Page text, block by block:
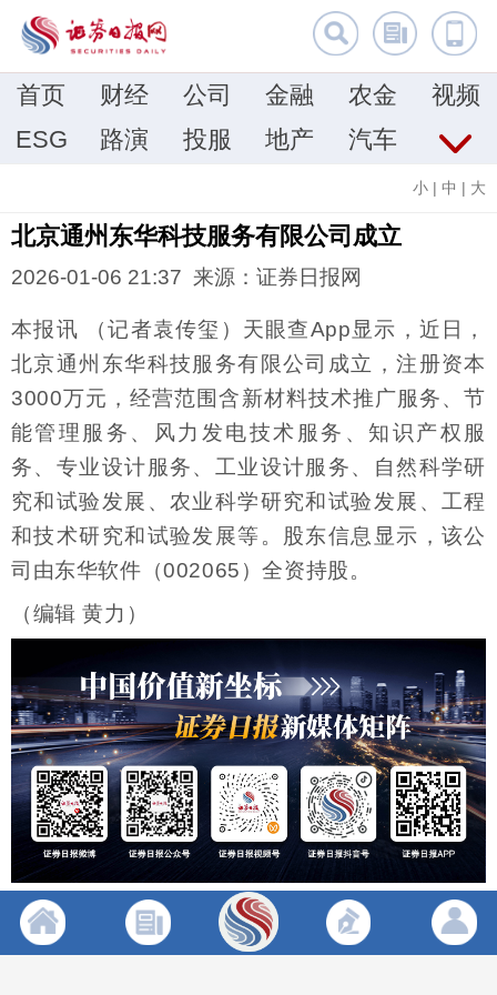
首页 财经 公司 金融 农金
视频
ESG
路演 投服 地产 汽车
小 | 中 | 大
北京通州东华科技服务有限公司成立
2026-01-06 21:37 来源：证券日报网
本报讯 （记者袁传玺）天眼查App显示，近日，
北京通州东华科技服务有限公司成立，注册资本
3000万元，经营范围含新材料技术推广服务、节
能管理服务、风力发电技术服务、知识产权服
务、专业设计服务、工业设计服务、自然科学研
究和试验发展、农业科学研究和试验发展、工程
和技术研究和试验发展等。股东信息显示，该公
司由东华软件（002065）全资持股。
（编辑 黄力）